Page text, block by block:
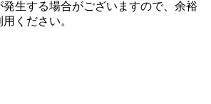
生する場合がございますので、余裕
ください。